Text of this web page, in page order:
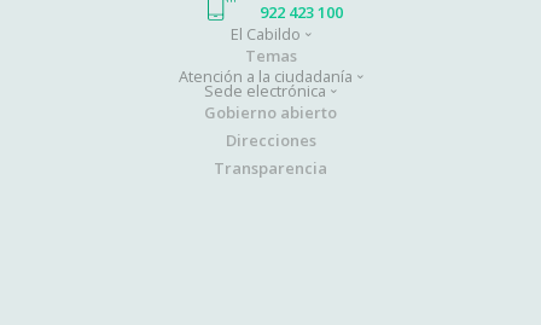
922 423 100
El Cabildo
Temas
Atención a la ciudadanía
Sede electrónica
Gobierno abierto
Direcciones
Transparencia